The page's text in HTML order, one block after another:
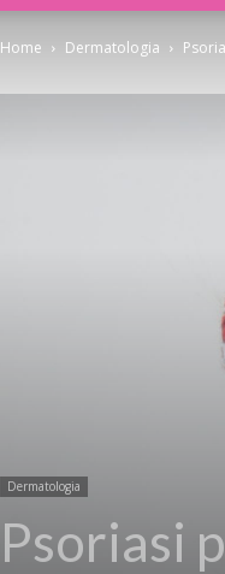
Home Dermatologia
Dermatologia
Psoriasi